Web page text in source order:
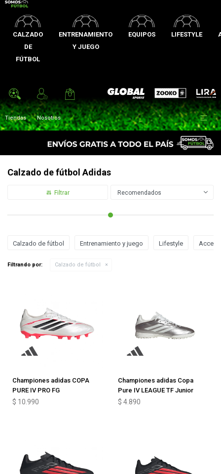
CALZADO
DE
FÚTBOL
ENTRENAMIENTO
Y JUEGO
EQUIPOS LIFESTYLE
Global Sports Zooko Lira
Tiendas Nosotros 
Calzado de fútbol Adidas
Recomendados
Calzado de fútbol Entrenamiento y juego Lifestyle
Filtrando por: Calzado de fútbol
Championes adidas COPA
PURE IV PRO FG
$ 10.990
Championes adidas Copa
Pure IV LEAGUE TF Junior
$ 4.890